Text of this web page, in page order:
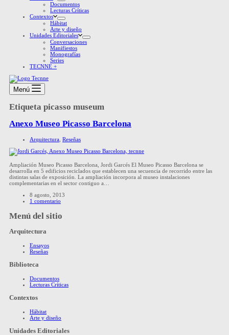
Documentos
Lecturas Críticas
Contextos
Hábitat
Arte y diseño
Unidades Editoriales
Conversaciones
Manifiestos
Monografías
Series
TECNNE +
Menú
Etiqueta picasso museum
Anexo Museo Picasso Barcelona
Arquitectura Reseñas
Ampliación Museo Picasso Barcelona, Jordi Garcés El Museo Picasso Barcelona se
desarrolla en 5 edificios reciclados que establecen una secuencia de recorrido entre las
distintas salas de exposición. La ampliación incorpora al museo instalaciones
complementarias en el sector contiguo a…
8 agosto, 2013
1 comentario
Menú del sitio
Arquitectura
Ensayos
Reseñas
Biblioteca
Documentos
Lecturas Críticas
Contextos
Hábitat
Arte y diseño
Unidades Editoriales